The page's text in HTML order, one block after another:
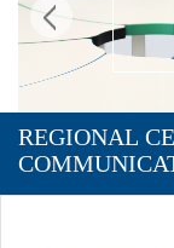
REGIONAL